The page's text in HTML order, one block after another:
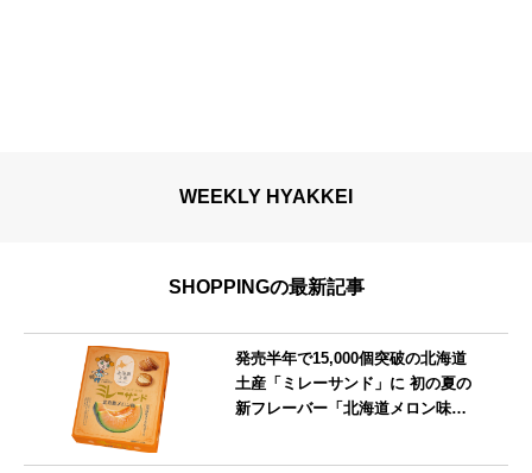
WEEKLY HYAKKEI
SHOPPINGの最新記事
発売半年で15,000個突破の北海道
土産「ミレーサンド」に 初の夏の
新フレーバー「北海道メロン味」